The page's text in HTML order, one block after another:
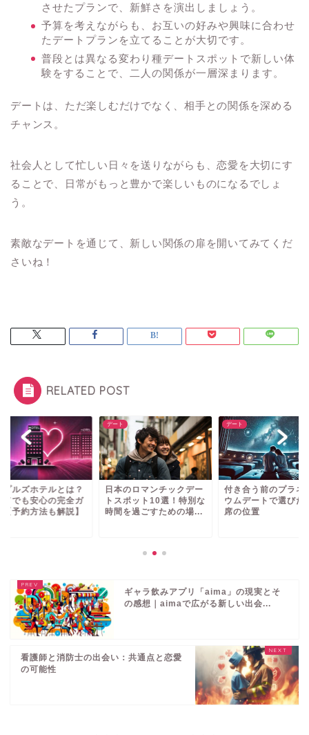
させたプランで、新鮮さを演出しましょう。
予算を考えながらも、お互いの好みや興味に合わせ
たデートプランを立てることが大切です。
普段とは異なる変わり種デートスポットで新しい体
験をすることで、二人の関係が一層深まります。
デートは、ただ楽しむだけでなく、相手との関係を深める
チャンス。
社会人として忙しい日々を送りながらも、恋愛を大切にす
ることで、日常がもっと豊かで楽しいものになるでしょ
う。
素敵なデートを通じて、新しい関係の扉を開いてみてくだ
さいね！
RELATED POST
プルズホテルとは？
てでも安心の完全ガ
【予約方法も解説】
デート
日本のロマンチックデー
トスポット10選！特別な
時間を過ごすための場...
デート
付き合う前のプラネ
ウムデートで選びた
席の位置
ギャラ飲みアプリ「aima」の現実とそ
の感想｜aimaで広がる新しい出会...
看護師と消防士の出会い：共通点と恋愛
の可能性